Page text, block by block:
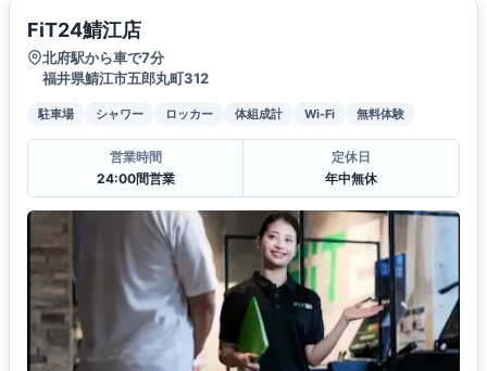
FiT24鯖江店
北府駅から車で7分
福井県鯖江市五郎丸町312
駐車場 シャワー ロッカー 体組成計 Wi-Fi 無料体験
営業時間
24:00間営業
定休日
年中無休